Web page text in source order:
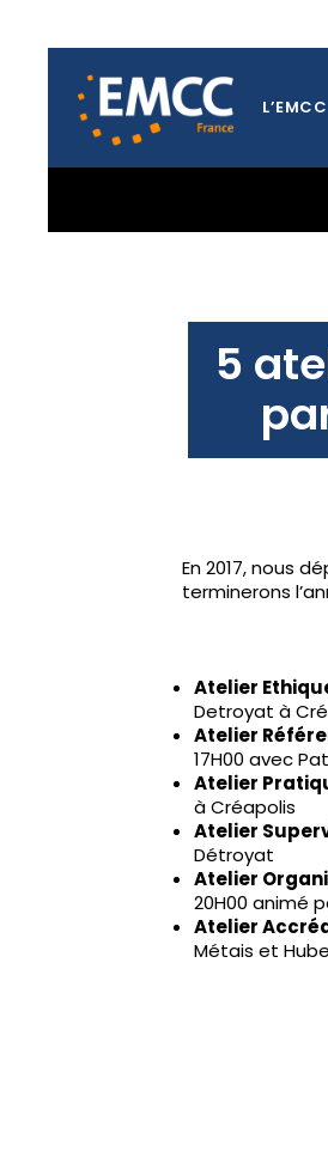
L’EMCC
5
En 2017, nous
terminerons
Atelier
Detroyat à
Atelier
17H00 avec
Atelier
à Créapolis
Atelier
Détroyat
Atelier
20H00 animé
Atelier
Métais et